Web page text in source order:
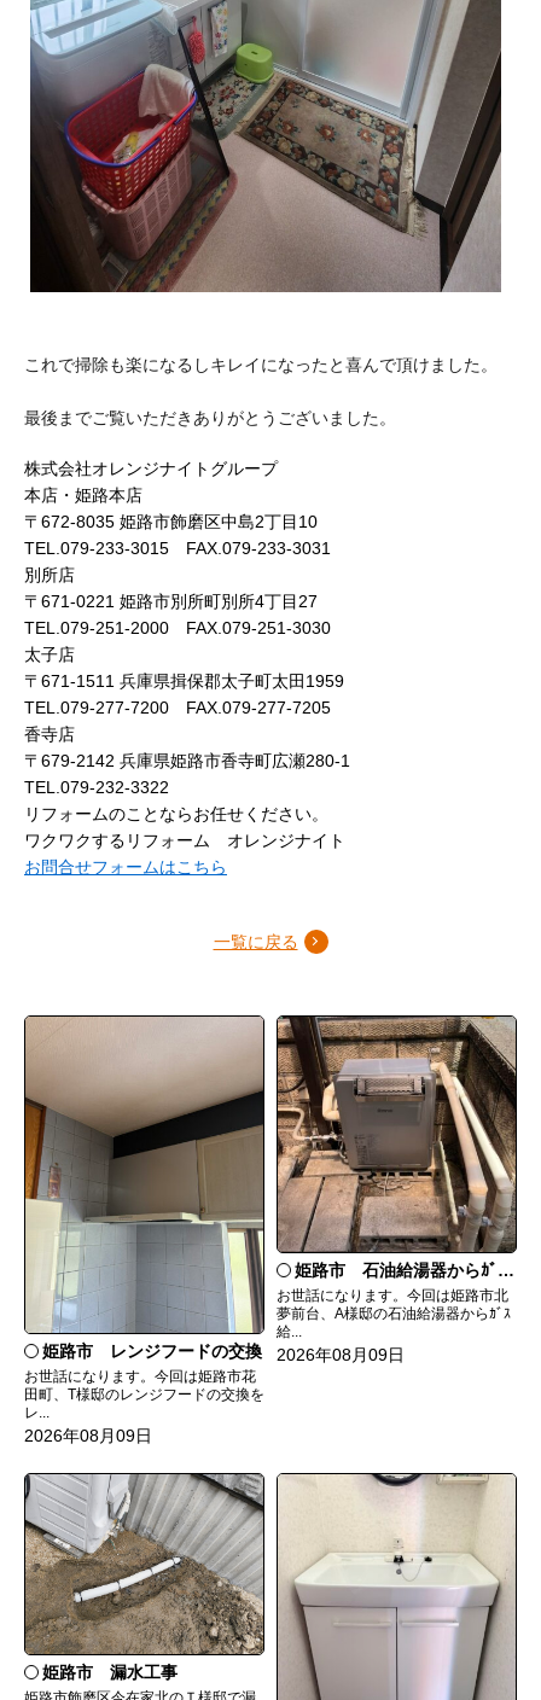
これで掃除も楽になるしキレイになったと喜んで頂けました。
最後までご覧いただきありがとうございました。
株式会社オレンジナイトグループ
本店・姫路本店
〒672-8035 姫路市飾磨区中島2丁目10
TEL.079-233-3015 FAX.079-233-3031
別所店
〒671-0221 姫路市別所町別所4丁目27
TEL.079-251-2000 FAX.079-251-3030
太子店
〒671-1511 兵庫県揖保郡太子町太田1959
TEL.079-277-7200 FAX.079-277-7205
香寺店
〒679-2142 兵庫県姫路市香寺町広瀬280-1
TEL.079-232-3322
リフォームのことならお任せください。
ワクワクするリフォーム オレンジナイト
お問合せフォームはこちら
一覧に戻る
姫路市 レンジフードの交換
お世話になります。今回は姫路市花
田町、T様邸のレンジフードの交換を
レ...
2026年08月09日
姫路市 石油給湯器からｶﾞｽ給湯器へ取替
お世話になります。今回は姫路市北
夢前台、A様邸の石油給湯器からｶﾞｽ
給...
2026年08月09日
姫路市 漏水工事